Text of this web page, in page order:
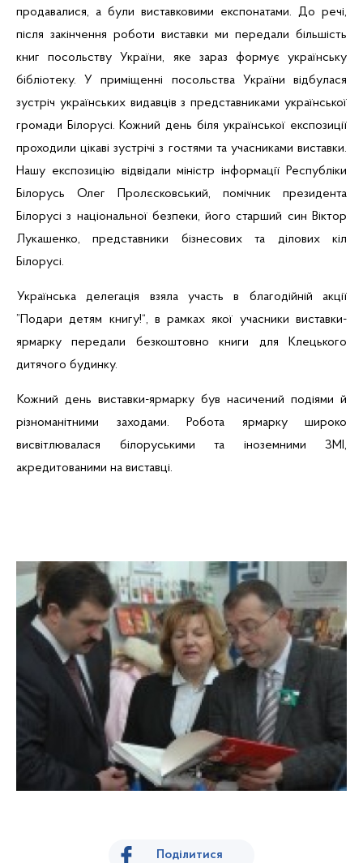
продавалися, а були виставковими експонатами. До речі,
після закінчення роботи виставки ми передали більшість
книг посольству України, яке зараз формує українську
бібліотеку. У приміщенні посольства України відбулася
зустріч українських видавців з представниками української
громади Білорусі. Кожний день біля української експозиції
проходили цікаві зустрічі з гостями та учасниками виставки.
Нашу експозицію відвідали міністр інформації Республіки
Білорусь Олег
Пролєсковський, помічник президента
Білорусі з національної безпеки, його старший син Віктор
Лукашенко, представники бізнесових та ділових кіл
Білорусі.
Українська делегація взяла участь в благодійній акції
”Подаридетям книгу!“, в рамках якої учасники виставки-
ярмарку передали безкоштовно книги для
Клецького
дитячого будинку.
Кожний день виставки-ярмарку був насичений подіями й
різноманітними заходами. Робота ярмарку широко
висвітлювалася білоруськими та іноземними ЗМІ,
акредитованими на виставці.
Поділитися